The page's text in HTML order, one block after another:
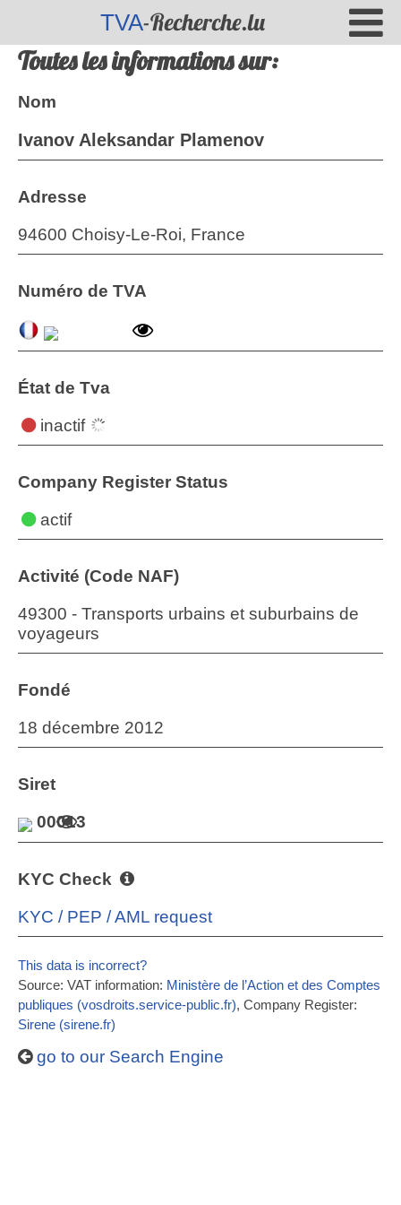
TVA-Recherche.lu
Toutes les informations sur:
Nom
Ivanov Aleksandar Plamenov
Adresse
94600 Choisy-Le-Roi, France
Numéro de TVA
État de Tva
inactif
Company Register Status
actif
Activité (Code NAF)
49300 - Transports urbains et suburbains de
voyageurs
Fondé
18 décembre 2012
Siret
00013
KYC Check
KYC / PEP / AML request
This data is incorrect?
Source: VAT information: Ministère de l’Action et des Comptes
publiques (vosdroits.service-public.fr), Company Register:
Sirene (sirene.fr)
go to our Search Engine